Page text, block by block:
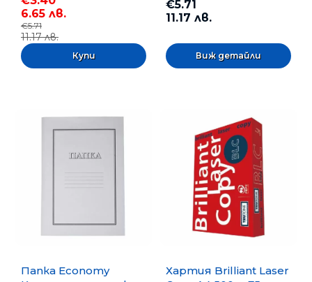
6.65 лв.
€5.71
11.17 лв.
€5.71
11.17 лв.
Виж детайли
Папка Economy
Хартия Brilliant Laser